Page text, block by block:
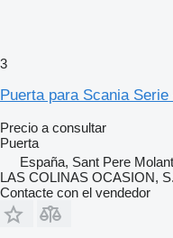
3
Puerta para Scania
Precio a consultar
Puerta
España, Sant Pere
LAS COLINAS OCASION,
Contacte con el vendedor